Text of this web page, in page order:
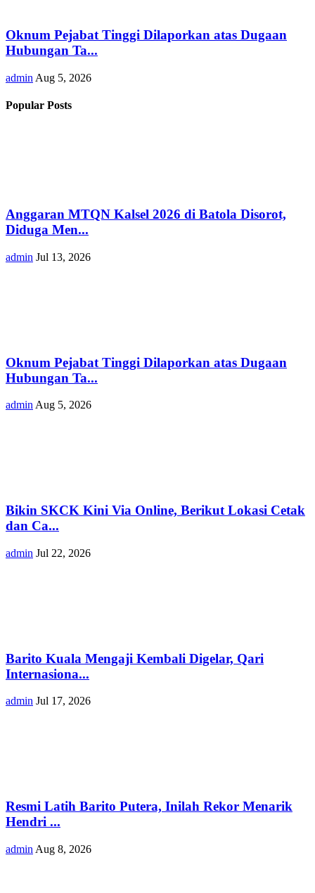
Oknum Pejabat Tinggi Dilaporkan atas Dugaan
Hubungan Ta...
admin Aug 5, 2026
Popular Posts
Anggaran MTQN Kalsel 2026 di Batola Disorot,
Diduga Men...
admin Jul 13, 2026
Oknum Pejabat Tinggi Dilaporkan atas Dugaan
Hubungan Ta...
adminAug 5, 2026
Bikin SKCK Kini Via Online, Berikut Lokasi Cetak
dan Ca...
admin Jul 22, 2026
Barito Kuala Mengaji Kembali Digelar, Qari
Internasiona...
admin Jul 17, 2026
Resmi Latih Barito Putera, Inilah Rekor Menarik
Hendri ...
admin Aug 8, 2026